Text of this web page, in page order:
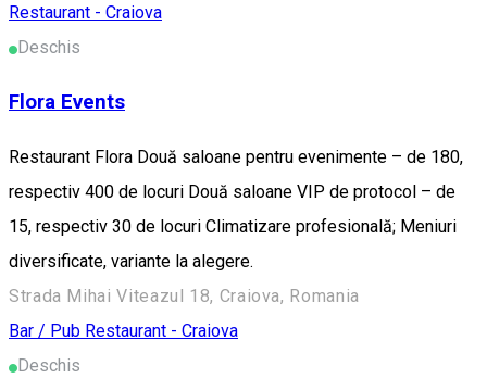
Restaurant - Craiova
Deschis
Flora Events
Restaurant Flora Două saloane pentru evenimente – de 180,
respectiv 400 de locuri Două saloane VIP de protocol – de
15, respectiv 30 de locuri Climatizare profesională; Meniuri
diversificate, variante la alegere.
Strada Mihai Viteazul 18, Craiova, Romania
Bar / Pub Restaurant - Craiova
Deschis